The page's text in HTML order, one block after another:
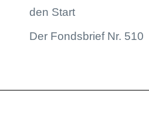
den Start
Der Fondsbrief Nr. 510